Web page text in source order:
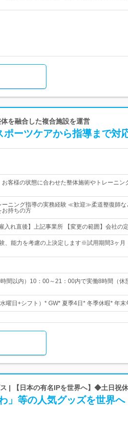
を融合した複合施設を運営
ーツケアから指導まで対
客様の状態に合わせた整体施術やトレーニン
ニング指導の実務経験 ≪歓迎≫柔道整復師な
お持ちの方
入れ直後】上記事業所 【変更の範囲】会社の
、能力を考慮の上決定します※試用期間3ヶ月
間以内）10：00～21：00内で実働8時間（休
曜日+シフト）* GW* 夏季4日* 冬季休暇* 年
| 【日本の有名IPを世界へ】◆土日祝
等の人気グッズを世界へ